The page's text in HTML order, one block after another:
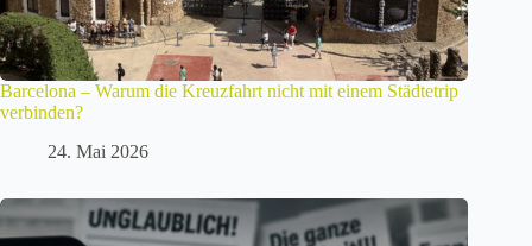
Barcelona – Warum die Kreuzfahrt nicht mit einem Städtetrip
verbinden?
24. Mai 2026